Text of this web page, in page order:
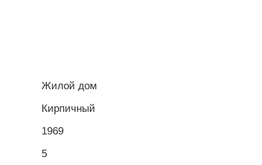
Жилой дом
Кирпичный
1969
5